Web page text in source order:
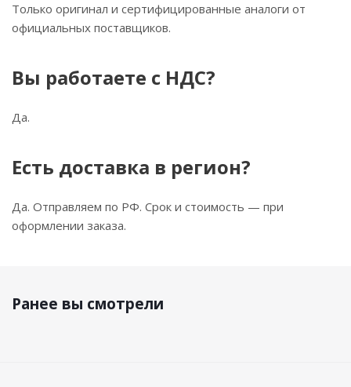
Только оригинал и сертифицированные аналоги от
официальных поставщиков.
Вы работаете с НДС?
Да.
Есть доставка в регион?
Да. Отправляем по РФ. Срок и стоимость — при
оформлении заказа.
Ранее вы смотрели